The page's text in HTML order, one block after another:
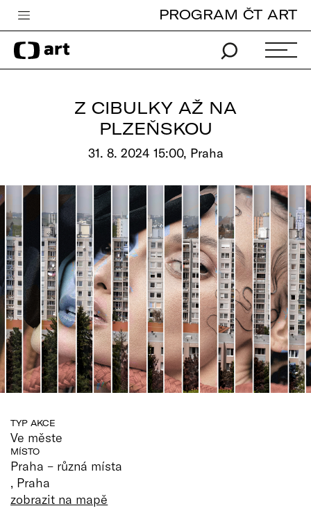
Česká televize
Zpravodajství
Vše o ČT
PROGRAM ČT ART
Z CIBULKY AŽ NA
PLZEŇSKOU
31. 8. 2024 15:00, Praha
TYP AKCE
Ve měste
MÍSTO
Praha – různá místa
, Praha
zobrazit na mapě